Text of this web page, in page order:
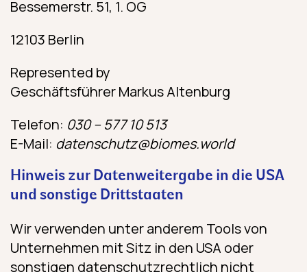
Bessemerstr. 51, 1. OG
12103 Berlin
Represented by
Geschäftsführer Markus Altenburg
Telefon: 030 – 577 10 513
E-Mail: datenschutz@biomes.world
Hinweis zur Datenweitergabe in die USA
und sonstige Drittstaaten
Wir verwenden unter anderem Tools von
Unternehmen mit Sitz in den USA oder
sonstigen datenschutzrechtlich nicht